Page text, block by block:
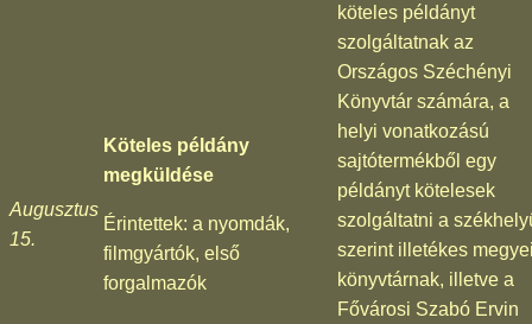
Augusztus
15.
Köteles példány
megküldése
Érintettek: a nyomdák,
filmgyártók, első
forgalmazók
köteles példányt
szolgáltatnak az
Országos Széchényi
Könyvtár számára, a
helyi vonatkozású
sajtótermékből egy
példányt kötelesek
szolgáltatni a
szerint illetékes
könyvtárnak, illetve a
Fővárosi Szabó Ervin